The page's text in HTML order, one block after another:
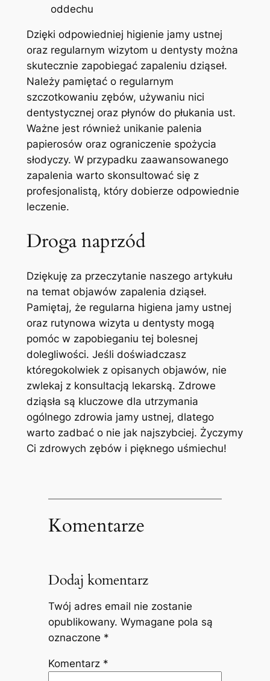
oddechu
Dzięki odpowiedniej higienie⁢ jamy​ ustnej
oraz regularnym wizytom u dentysty ⁤można
skutecznie zapobiegać zapaleniu⁣ dziąseł.
Należy pamiętać o regularnym
szczotkowaniu zębów, używaniu nici
dentystycznej oraz‍ płynów do płukania ust.‍
Ważne ⁣jest również unikanie ⁢palenia
papierosów oraz ograniczenie spożycia
słodyczy.⁣ W⁢ przypadku zaawansowanego ​
zapalenia warto skonsultować się ⁣z⁣
profesjonalistą, który dobierze odpowiednie
leczenie. ‍
Droga ​naprzód
Dziękuję ​za przeczytanie naszego artykułu
na temat ⁤objawów zapalenia dziąseł.
Pamiętaj, ⁣że regularna higiena jamy ustnej
⁤oraz rutynowa wizyta u dentysty‌ mogą
pomóc w ‍zapobieganiu tej bolesnej
dolegliwości. Jeśli doświadczasz
któregokolwiek z ‍opisanych objawów, nie
zwlekaj z ‌konsultacją ⁢lekarską. Zdrowe⁤
dziąsła są kluczowe dla utrzymania
ogólnego​ zdrowia jamy ustnej, dlatego
warto zadbać o⁤ nie jak ‍najszybciej.‌ Życzymy
Ci zdrowych zębów i pięknego uśmiechu!
Komentarze
Dodaj komentarz
Twój adres email nie zostanie
opublikowany. Wymagane pola są
oznaczone *
Komentarz *